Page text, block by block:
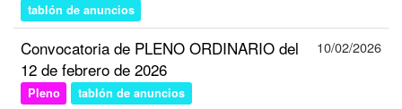
tablón de anuncios
Convocatoria de PLENO ORDINARIO del
12 de febrero de 2026
Pleno tablón de anuncios
10/02/2026